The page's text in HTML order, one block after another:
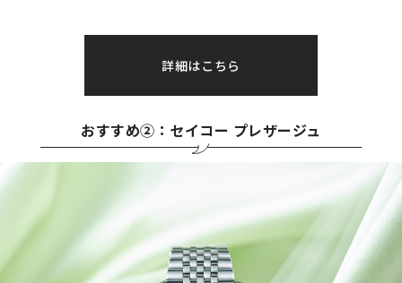
詳細はこちら
おすすめ②：セイコー プレザージュ